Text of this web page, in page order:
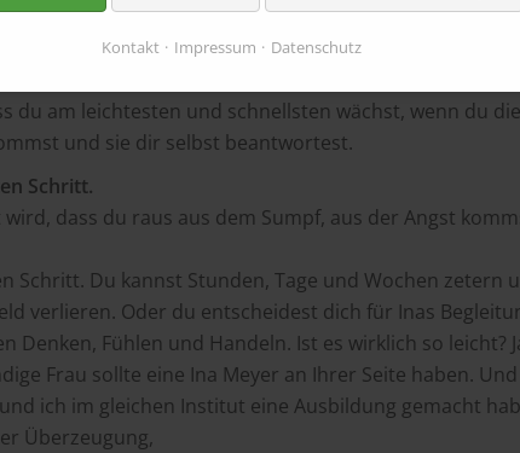
Kontakt Impressum Datenschutz
ist für dich da. Sie hört dir zu. Sie hört genau hin. Wacht
Gestik, deine Mimik. Sie sieht dich. Und Sie sieht die
du am leichtesten und schnellsten wächst, wenn du
und sie dir selbst beantwortest.
Schritt.
dass du raus aus dem Sumpf, aus der Angst
Schritt. Du kannst Stunden, Tage und Wochen zetern
verlieren. Oder du entscheidest dich für Inas
Denken, Fühlen und Handeln. Ist es wirklich so leicht?
Frau sollte eine Ina Meyer an Ihrer Seite haben.
ich im gleichen Institut eine Ausbildung gemacht
Überzeugung,